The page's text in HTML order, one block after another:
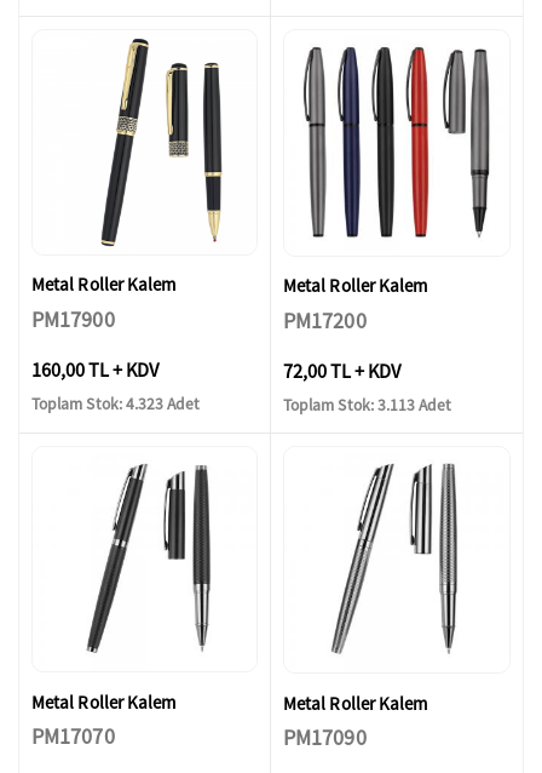
Metal Roller Kalem
PM17900
160,00 TL + KDV
Toplam Stok: 4.323 Adet
Metal Roller Kalem
PM17200
72,00 TL + KDV
Toplam Stok: 3.113 Adet
Metal Roller Kalem
PM17070
Metal Roller Kalem
PM17090